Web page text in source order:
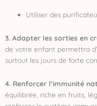
Utiliser des
3. Adapter les sorties en
de votre enfant permettra
surtout les jours de forte
4. Renforcer l’immunité
équilibrée, riche en fruits,